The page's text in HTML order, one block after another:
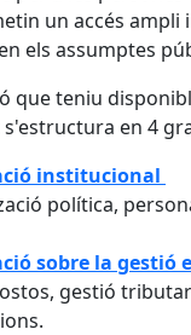
un accés ampli
els assumptes
que teniu
en 4
institucional
política,
sobre la gestió
gestió